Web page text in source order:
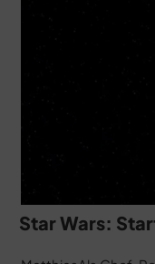
Star Wars: